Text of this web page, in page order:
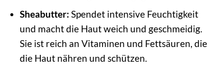
Sheabutter: Spendet intensive Feuchtigkeit
und macht die Haut weich und geschmeidig.
Sie ist reich an Vitaminen und Fettsäuren, die
die Haut nähren und schützen.